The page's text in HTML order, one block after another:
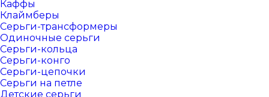
Каффы
Клаймберы
Серьги-трансформеры
Одиночные серьги
Серьги-кольца
Серьги-конго
Серьги-цепочки
Серьги на петле
Детские серьги